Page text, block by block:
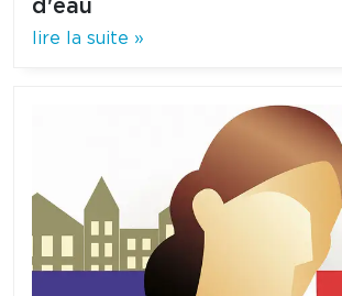
d'eau
lire la suite »